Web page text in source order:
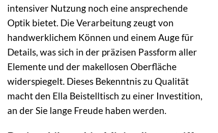
intensiver Nutzung noch eine ansprechende
Optik bietet. Die Verarbeitung zeugt von
handwerklichem Können und einem Auge für
Details, was sich in der präzisen Passform aller
Elemente und der makellosen Oberfläche
widerspiegelt. Dieses Bekenntnis zu Qualität
macht den Ella Beistelltisch zu einer Investition,
an der Sie lange Freude haben werden.